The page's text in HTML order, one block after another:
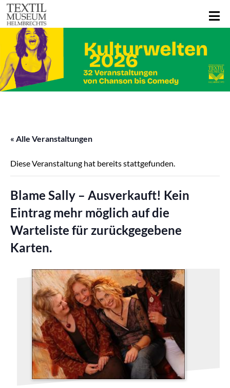
« Alle Veranstaltungen
Diese Veranstaltung hat bereits stattgefunden.
Blame Sally – Ausverkauft! Kein
Eintrag mehr möglich auf die
Warteliste für zurückgegebene
Karten.